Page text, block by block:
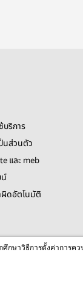
บริการ
นส่วนตัว
และ meb
ดอัตโนมัติ
Company Limited
ศึกษาวิธีการตั้งค่าการค